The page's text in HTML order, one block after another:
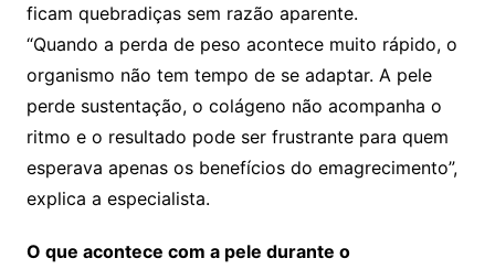
ficam quebradiças sem razão aparente.
“Quando a perda de peso acontece muito rápido, o
organismo não tem tempo de se adaptar. A pele
perde sustentação, o colágeno não acompanha o
ritmo e o resultado pode ser frustrante para quem
esperava apenas os benefícios do emagrecimento”,
explica a especialista.
O que acontece com a pele durante o